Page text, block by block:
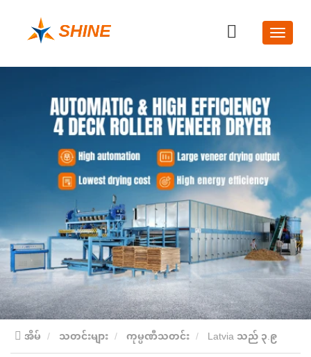
အိမ် သတင်းများ ကုမ္ပဏီသတင်း